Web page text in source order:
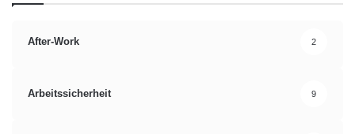
After-Work 2
Arbeitssicherheit 9